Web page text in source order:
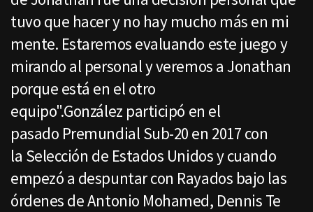
tuvo que hacer y no hay mucho más en mi
mente. Estaremos evaluando este juego y
mirando al personal y veremos a Jonathan
porque está en el otro
equipo".González participó en el
pasado Premundial Sub-20 en 2017 con
la Selección de Estados Unidos y cuando
empezó a despuntar con Rayados bajo las
órdenes de Antonio Mohamed, Dennis Te